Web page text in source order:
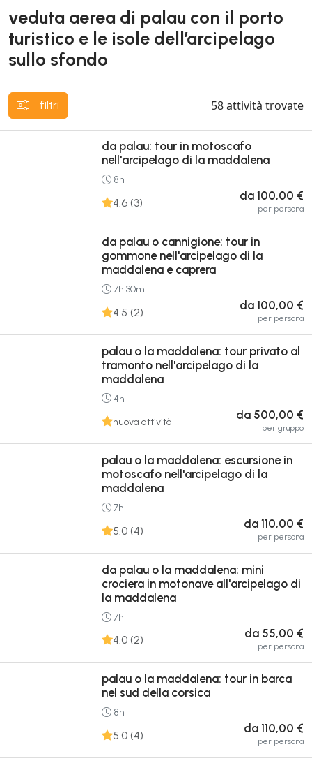
veduta aerea di palau con il porto
turistico e le isole dell’arcipelago
sullo sfondo
filtri 58attività trovate
da palau: tour in motoscafo
nell'arcipelago di la maddalena
8h
4.6 (3) da 100,00 €
per persona
da palau o cannigione: tour in
gommone nell'arcipelago di la
maddalena e caprera
7h 30m
4.5 (2) da 100,00 €
per persona
palau o la maddalena: tour privato al
tramonto nell'arcipelago di la
maddalena
4h
nuova attività
da 500,00 €
per gruppo
palau o la maddalena: escursione in
motoscafo nell'arcipelago di la
maddalena
7h
5.0 (4) da 110,00 €
per persona
da palau o la maddalena: mini
crociera in motonave all'arcipelago di
la maddalena
7h
4.0 (2) da 55,00 €
per persona
palau o la maddalena: tour in barca
nel sud della corsica
8h
5.0 (4) da 110,00 €
per persona